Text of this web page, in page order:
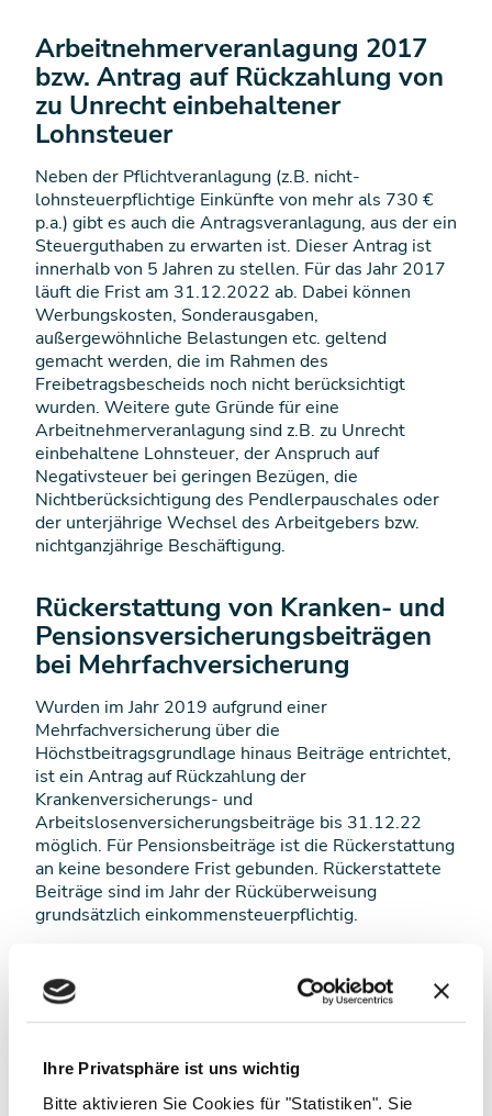
Ihre Privatsphäre ist uns wichtig
Bitte aktivieren Sie Cookies für "Statistiken". Sie
Arbeitnehmerveranlagung 2017
bzw. Antrag auf Rückzahlung von
zu Unrecht einbehaltener
Lohnsteuer
Neben der Pflichtveranlagung (z.B. nicht-
lohnsteuerpflichtige Einkünfte von mehr als 730 €
p.a.) gibt es auch die Antragsveranlagung, aus der ein
Steuerguthaben zu erwarten ist. Dieser Antrag ist
innerhalb von 5 Jahren zu stellen. Für das Jahr 2017
läuft die Frist am 31.12.2022 ab. Dabei können
Werbungskosten, Sonderausgaben,
außergewöhnliche Belastungen etc. geltend
gemacht werden, die im Rahmen des
Freibetragsbescheids noch nicht berücksichtigt
wurden. Weitere gute Gründe für eine
Arbeitnehmerveranlagung sind z.B. zu Unrecht
einbehaltene Lohnsteuer, der Anspruch auf
Negativsteuer bei geringen Bezügen, die
Nichtberücksichtigung des Pendlerpauschales oder
der unterjährige Wechsel des Arbeitgebers bzw.
nichtganzjährige Beschäftigung.
Rückerstattung von Kranken- und
Pensionsversicherungsbeiträgen
bei Mehrfachversicherung
Wurden im Jahr 2019 aufgrund einer
Mehrfachversicherung über die
Höchstbeitragsgrundlage hinaus Beiträge entrichtet,
ist ein Antrag auf Rückzahlung der
Krankenversicherungs- und
Arbeitslosenversicherungsbeiträge bis 31.12.22
möglich. Für Pensionsbeiträge ist die Rückerstattung
an keine besondere Frist gebunden. Rückerstattete
Beiträge sind im Jahr der Rücküberweisung
grundsätzlich einkommensteuerpflichtig.